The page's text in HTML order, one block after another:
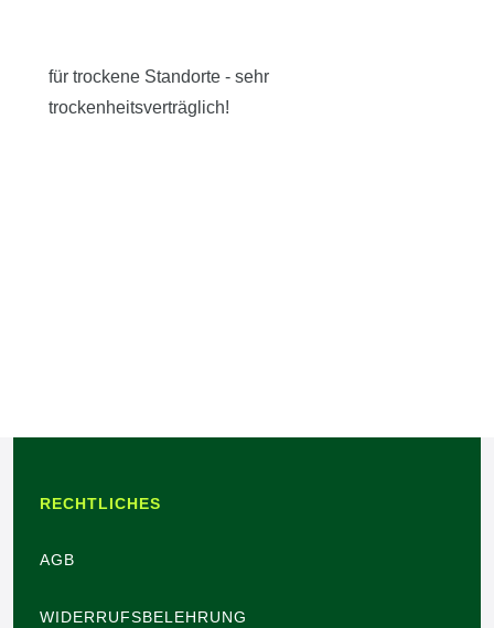
für trockene Standorte - sehr
trockenheitsverträglich!
RECHTLICHES
AGB
WIDERRUFSBELEHRUNG